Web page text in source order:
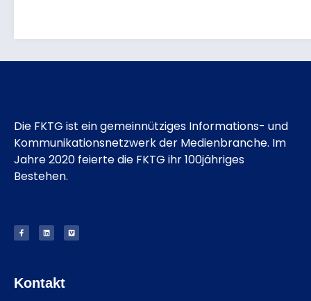
Die FKTG ist ein gemeinnütziges Informations- und
Kommunikationsnetzwerk der Medienbranche. Im
Jahre 2020 feierte die FKTG ihr 100jähriges
Bestehen.
Kontakt